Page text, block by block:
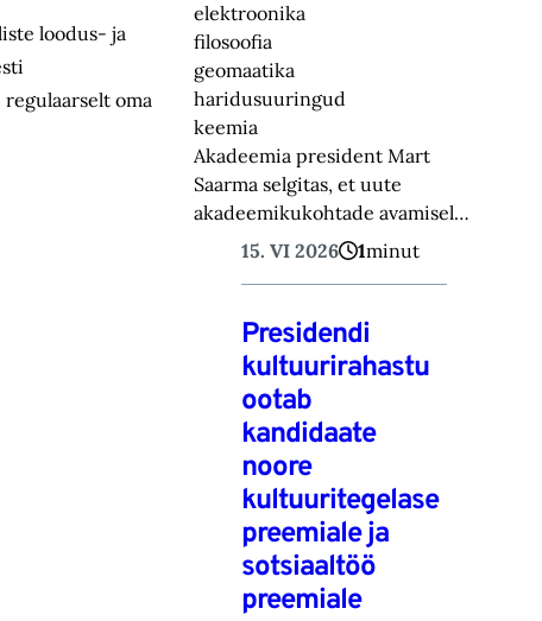
loodus- ja
oma
elektroonika
filosoofia
geomaatika
haridusuuringud
keemia
Akadeemia president Mart
Saarma selgitas, et uute
akadeemikukohtade avamisel…
15. VI 2026
1minut
Presidendi
kultuurirahastu
ootab
kandidaate
noore
kultuuritegelase
preemiale ja
sotsiaaltöö
preemiale